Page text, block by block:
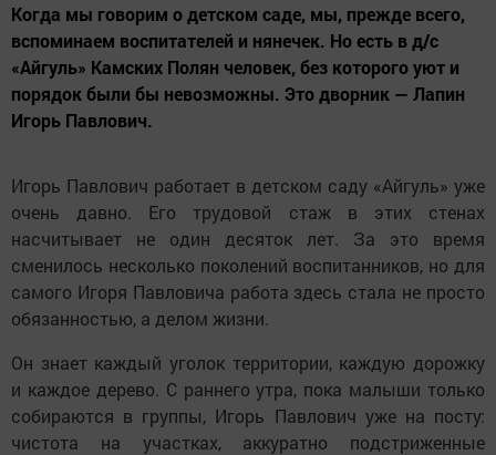
Когда мы говорим о детском саде, мы, прежде всего,
вспоминаем воспитателей и нянечек. Но есть в д/с
«Айгуль» Камских Полян человек, без которого уют и
порядок были бы невозможны. Это дворник — Лапин
Игорь Павлович.
Игорь Павлович работает в детском саду «Айгуль» уже
очень давно. Его трудовой стаж в этих стенах
насчитывает не один десяток лет. За это время
сменилось несколько поколений воспитанников, но для
самого Игоря Павловича работа здесь стала не просто
обязанностью, а делом жизни.
Он знает каждый уголок территории, каждую дорожку
и каждое дерево. С раннего утра, пока малыши только
собираются в группы, Игорь Павлович уже на посту:
чистота на участках, аккуратно подстриженные